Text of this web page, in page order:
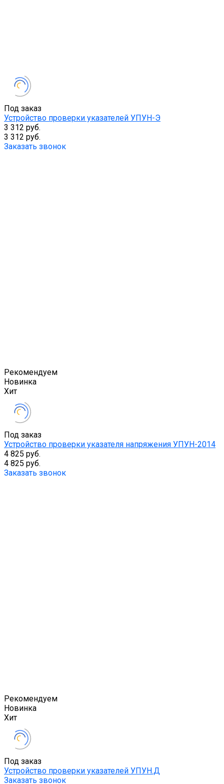
Под заказ
Устройство проверки указателей УПУН-Э
3 312 руб.
3 312 руб.
Заказать звонок
Рекомендуем
Новинка
Хит
Под заказ
Устройство проверки указателя напряжения УПУН-2014
4 825 руб.
4 825 руб.
Заказать звонок
Рекомендуем
Новинка
Хит
Под заказ
Устройство проверки указателей УПУН.Д
Заказать звонок